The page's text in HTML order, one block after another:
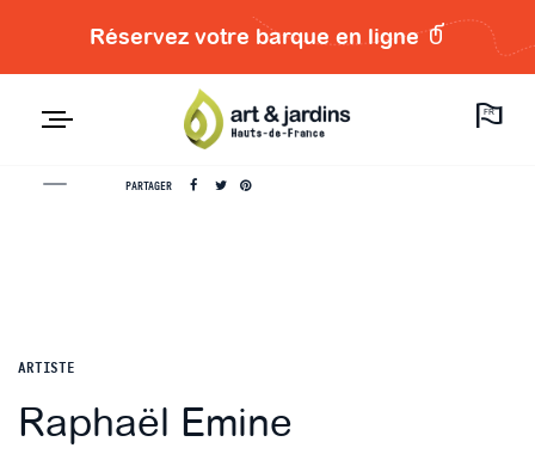
Réservez votre barque en ligne
FR
PARTAGER
ARTISTE
Raphaël Emine